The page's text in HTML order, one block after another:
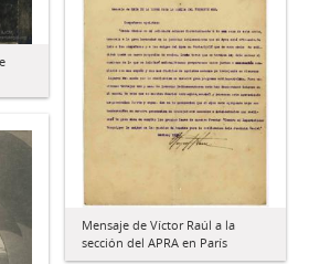
Mensaje de Víctor Raúl a la
sección del APRA en París